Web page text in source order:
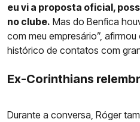
eu vi a proposta oficial,
no clube. Mas do Benfica
com meu empresário”,
histórico de contatos com
Ex-Corinthians
Durante a conversa, Róger